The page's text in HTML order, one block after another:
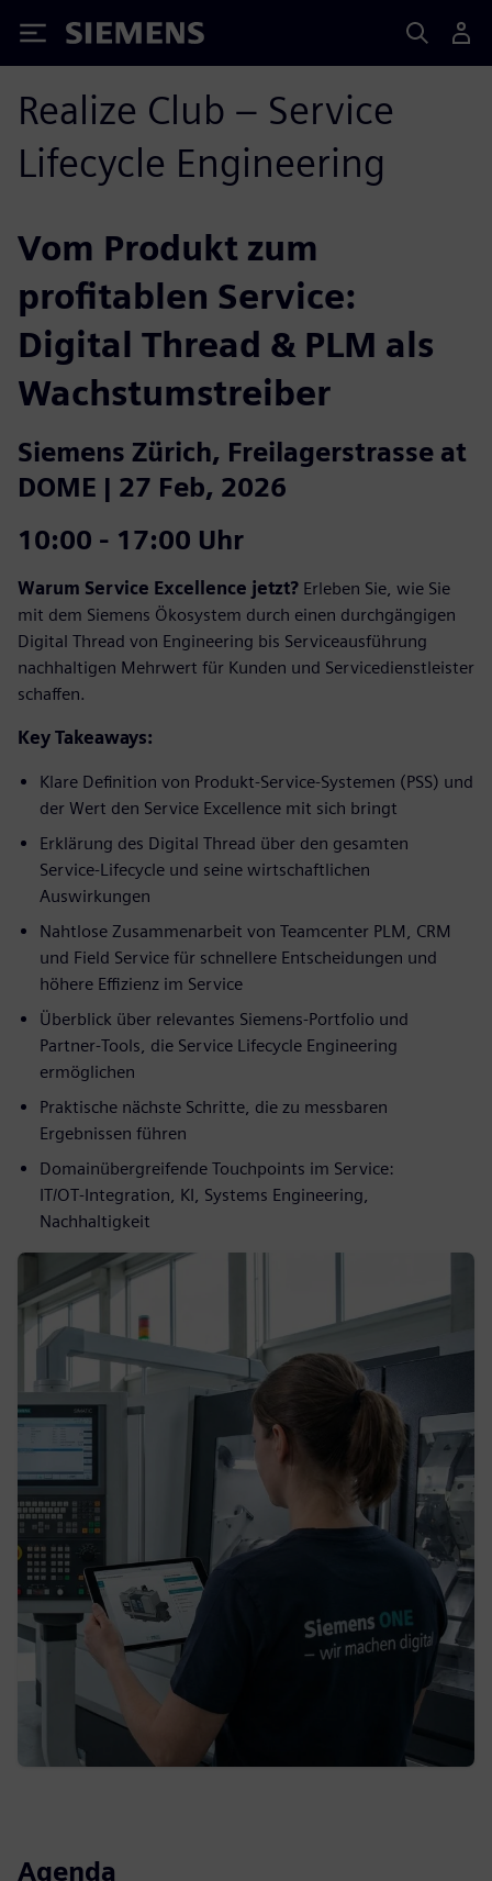
Siemens
Realize Club – Service
Lifecycle Engineering
Vom Produkt zum
profitablen Service:
Digital Thread & PLM als
Wachstumstreiber
Siemens Zürich, Freilagerstrasse at
DOME | 27 Feb, 2026
10:00 - 17:00 Uhr
Warum Service Excellence jetzt? Erleben Sie, wie Sie
mit dem Siemens Ökosystem durch einen durchgängigen
Digital Thread von Engineering bis Serviceausführung
nachhaltigen Mehrwert für Kunden und Servicedienstleister
schaffen.
Key Takeaways:
Klare Definition von Produkt‑Service‑Systemen (PSS) und
der Wert den Service Excellence mit sich bringt
Erklärung des Digital Thread über den gesamten
Service‑Lifecycle und seine wirtschaftlichen
Auswirkungen
Nahtlose Zusammenarbeit von Teamcenter PLM, CRM
und Field Service für schnellere Entscheidungen und
höhere Effizienz im Service
Überblick über relevantes Siemens‑Portfolio und
Partner‑Tools, die Service Lifecycle Engineering
ermöglichen
Praktische nächste Schritte, die zu messbaren
Ergebnissen führen
Domainübergreifende Touchpoints im Service:
IT/OT‑Integration, KI, Systems Engineering,
Nachhaltigkeit
Agenda